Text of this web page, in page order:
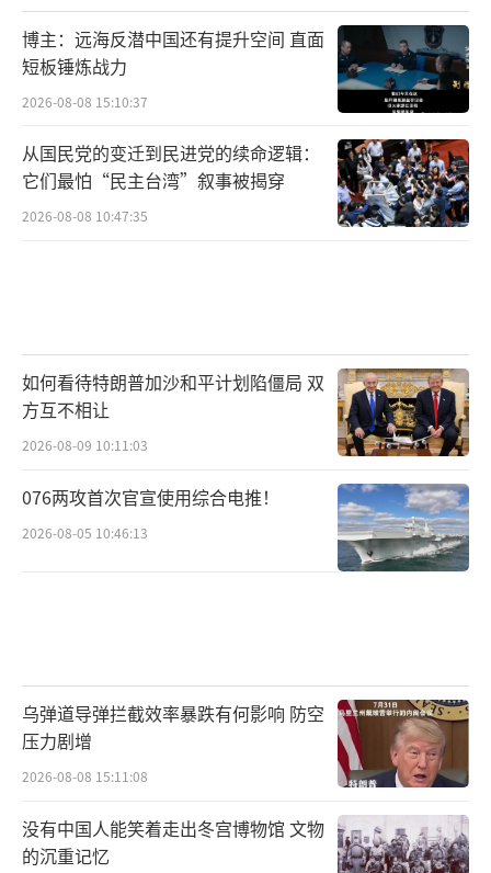
博主：远海反潜中国还有提升空间 直面
短板锤炼战力
2026-08-08 15:10:37
从国民党的变迁到民进党的续命逻辑：
它们最怕“民主台湾”叙事被揭穿
2026-08-08 10:47:35
如何看待特朗普加沙和平计划陷僵局 双
方互不相让
2026-08-09 10:11:03
076两攻首次官宣使用综合电推！
2026-08-05 10:46:13
乌弹道导弹拦截效率暴跌有何影响 防空
压力剧增
2026-08-08 15:11:08
没有中国人能笑着走出冬宫博物馆 文物
的沉重记忆